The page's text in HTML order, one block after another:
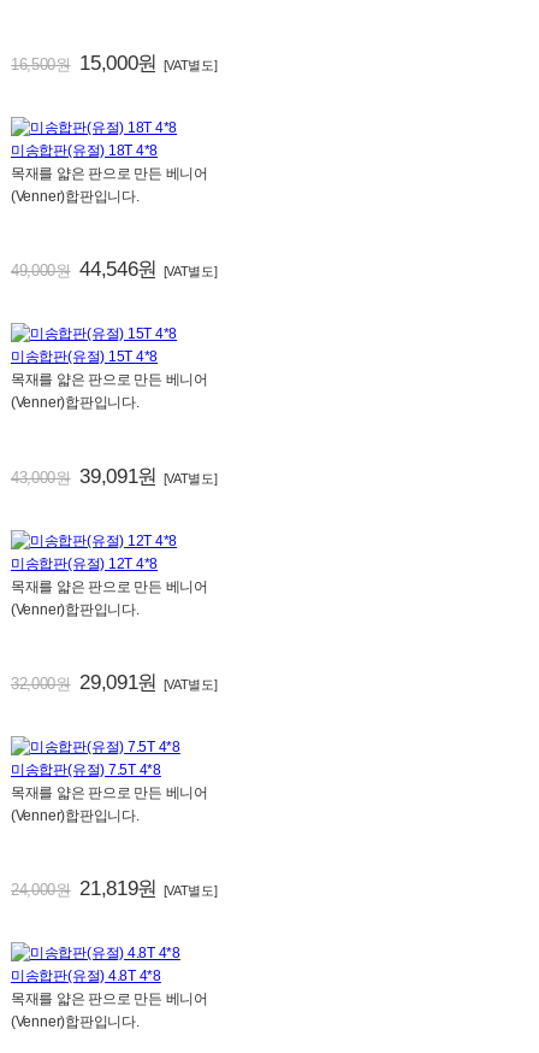
16,500원 15,000원 [VAT별도]
미송합판(유절) 18T 4*8
목재를 얇은 판으로 만든 베니어
(Venner)합판입니다.
49,000원 44,546원 [VAT별도]
미송합판(유절) 15T 4*8
목재를 얇은 판으로 만든 베니어
(Venner)합판입니다.
43,000원 39,091원 [VAT별도]
미송합판(유절) 12T 4*8
목재를 얇은 판으로 만든 베니어
(Venner)합판입니다.
32,000원 29,091원 [VAT별도]
미송합판(유절) 7.5T 4*8
목재를 얇은 판으로 만든 베니어
(Venner)합판입니다.
24,000원 21,819원 [VAT별도]
미송합판(유절) 4.8T 4*8
목재를 얇은 판으로 만든 베니어
(Venner)합판입니다.